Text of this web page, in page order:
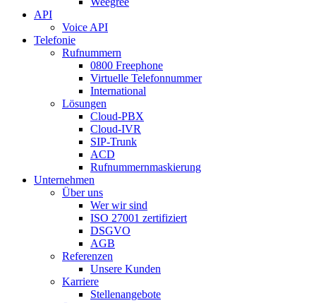
API
Voice API
Telefonie
Rufnummern
0800 Freephone
Virtuelle Telefonnummer
International
Lösungen
Cloud-PBX
Cloud-IVR
SIP-Trunk
ACD
Rufnummernmaskierung
Unternehmen
Über uns
Wer wir sind
ISO 27001 zertifiziert
DSGVO
AGB
Referenzen
Unsere Kunden
Karriere
Stellenangebote